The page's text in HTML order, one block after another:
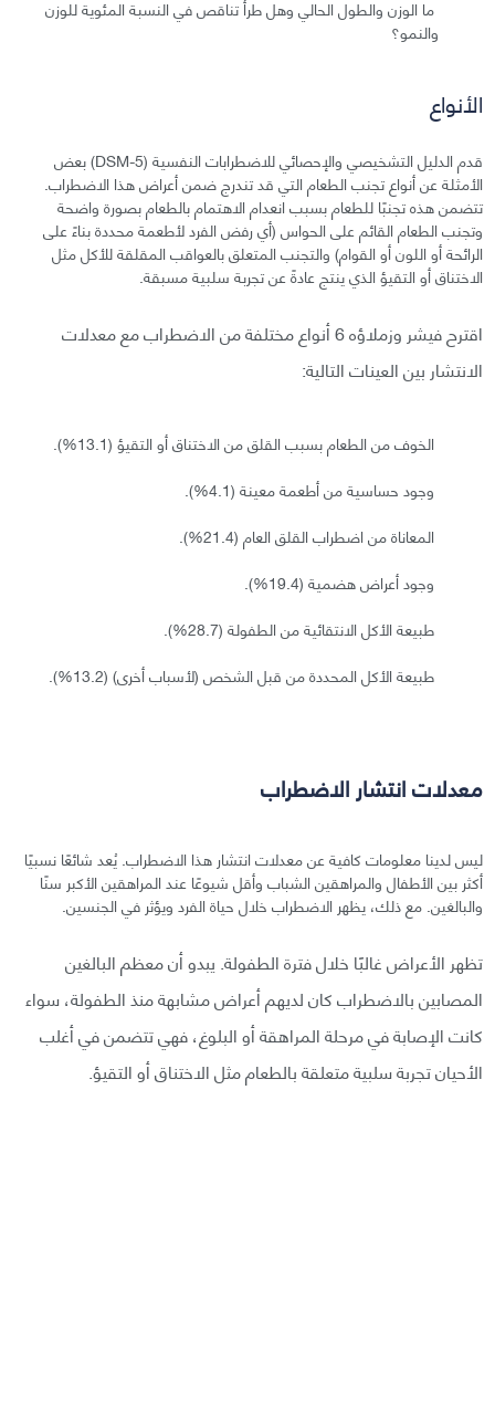
ما الوزن والطول الحالي وهل طرأ تناقص في النسبة المئوية للوزن
والنمو؟
الأنواع
قدم الدليل التشخيصي والإحصائي للاضطرابات النفسية (DSM-5) بعض
الأمثلة عن أنواع تجنب الطعام التي قد تندرج ضمن أعراض هذا الاضطراب.
تتضمن هذه تجنبًا للطعام بسبب انعدام الاهتمام بالطعام بصورة واضحة
وتجنب الطعام القائم على الحواس (أي رفض الفرد لأطعمة محددة بناءً على
الرائحة أو اللون أو القوام) والتجنب المتعلق بالعواقب المقلقة للأكل مثل
الاختناق أو التقيؤ الذي ينتج عادةً عن تجربة سلبية مسبقة.
اقترح فيشر وزملاؤه 6 أنواع مختلفة من الاضطراب مع معدلات
الانتشار بين العينات التالية:
الخوف من الطعام بسبب القلق من الاختناق أو التقيؤ (13.1%).
وجود حساسية من أطعمة معينة (4.1%).
المعاناة من اضطراب القلق العام (21.4%).
وجود أعراض هضمية (19.4%).
طبيعة الأكل الانتقائية من الطفولة (28.7%).
طبيعة الأكل المحددة من قبل الشخص (لأسباب أخرى) (13.2%).
معدلات انتشار الاضطراب
ليس لدينا معلومات كافية عن معدلات انتشار هذا الاضطراب. يُعد شائعًا نسبيًا
أكثر بين الأطفال والمراهقين الشباب وأقل شيوعًا عند المراهقين الأكبر سنًا
والبالغين. مع ذلك، يظهر الاضطراب خلال حياة الفرد ويؤثر في الجنسين.
تظهر الأعراض غالبًا خلال فترة الطفولة. يبدو أن معظم البالغين
المصابين بالاضطراب كان لديهم أعراض مشابهة منذ الطفولة، سواء
كانت الإصابة في مرحلة المراهقة أو البلوغ، فهي تتضمن في أغلب
الأحيان تجربة سلبية متعلقة بالطعام مثل الاختناق أو التقيؤ.